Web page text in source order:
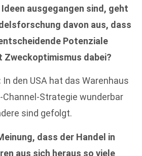
ausgegangen sind, geht
davon aus, dass
Potenziale
Zweckoptimismus dabei?
In den USA hat das Warenhaus
Channel-Strategie wunderbar
sind gefolgt.
dass der Handel in
aus sich heraus so viele